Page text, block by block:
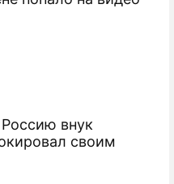
внук
своим